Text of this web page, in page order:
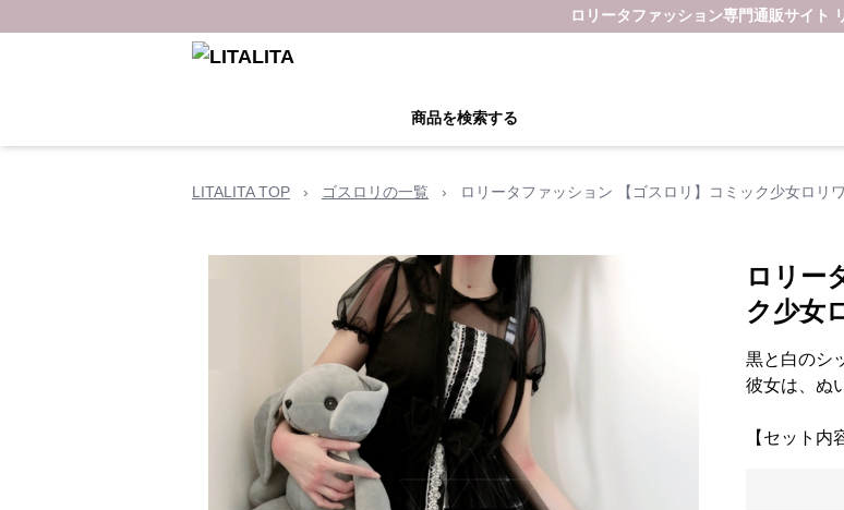
ロリータファッション専門通販サイト
商品を検索する
LITALITA TOP › ゴスロリの一覧 › ロリータファッション 【ゴスロリ】コミック少女ロリ
ロリー
ク少女
黒と白のシ
彼女は、ぬ
【セット内